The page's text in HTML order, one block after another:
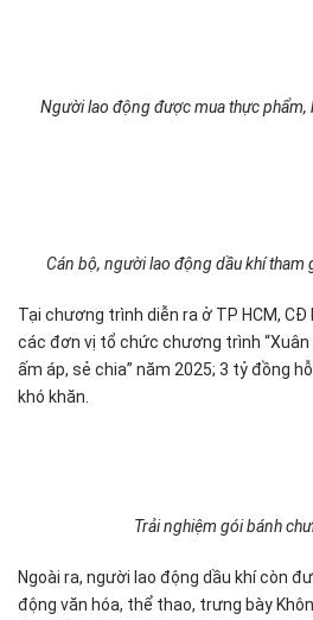
Người lao động được mua thực phẩm,
Cán bộ, người lao động dầu khí tham
Tại chương trình diễn ra ở TP HCM, CĐ
các đơn vị tổ chức chương trình “Xuân
ấm áp, sẻ chia” năm 2025; 3 tỷ đồng
khó khăn.
Trải nghiệm gói bánh
Ngoài ra, người lao động dầu khí còn
động văn hóa, thể thao, trưng bày